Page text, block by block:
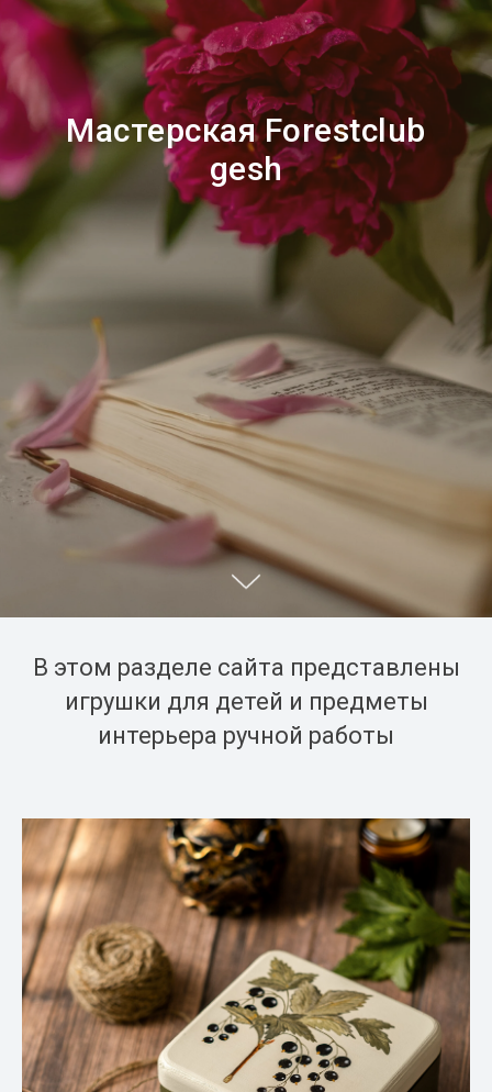
Мастерская Forestclub
gesh
В этом разделе сайта представлены
игрушки для детей и предметы
интерьера ручной работы